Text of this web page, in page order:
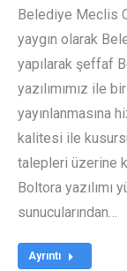
Belediye Meclis
yaygın olarak
yapılarak şeffaf
yazılımımız ile
yayınlanmasına
kalitesi ile
talepleri üzerine
Boltora yazılımı
sunucularından…
Ayrıntı